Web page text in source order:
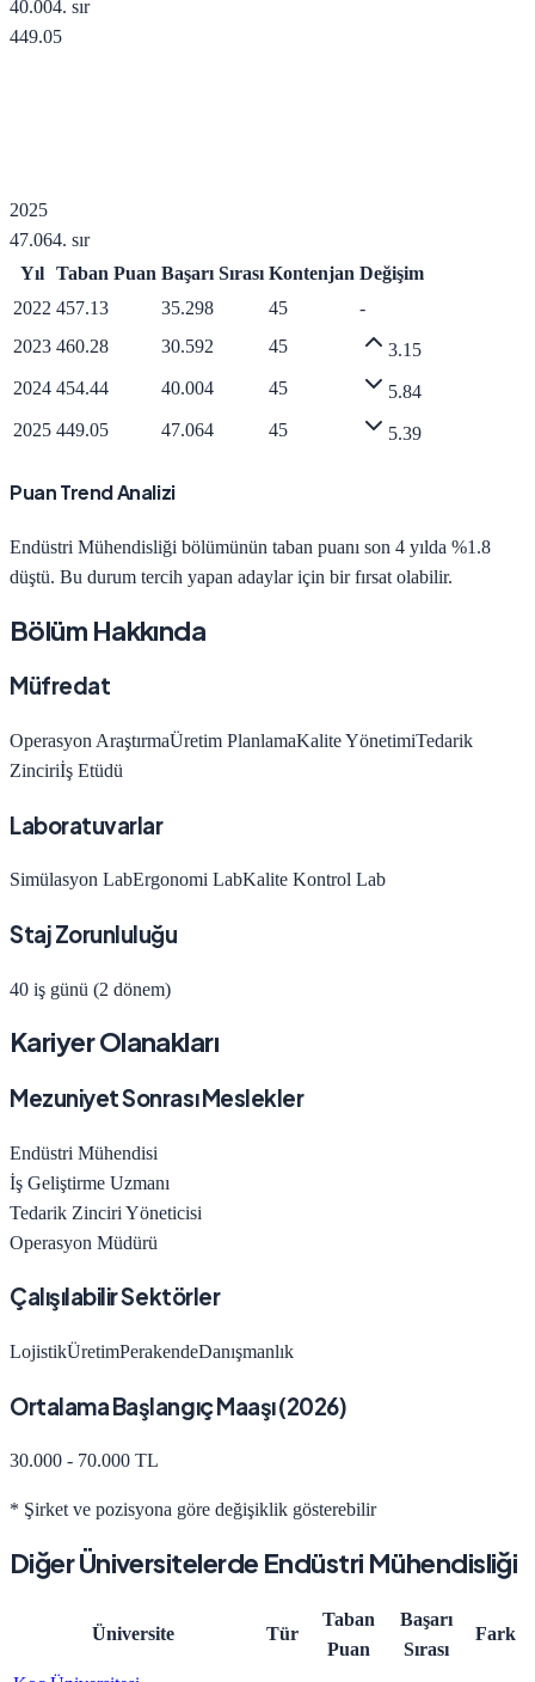
40.004. sır
449.05
2025
47.064. sır
Yıl Taban Puan Başarı Sırası Kontenjan Değişim
2022 457.13 35.298 45
-
2023 460.28 30.592 45
3.15
2024 454.44 40.004 45
5.84
2025 449.05 47.064 45 5.39
Puan Trend Analizi
Endüstri Mühendisliği bölümünün taban puanı son 4 yılda %1.8
düştü. Bu durum tercih yapan adaylar için bir fırsat olabilir.
Bölüm Hakkında
Müfredat
Operasyon AraştırmaÜretim PlanlamaKalite YönetimiTedarik
Zinciriİş Etüdü
Laboratuvarlar
Simülasyon LabErgonomi LabKalite Kontrol Lab
Staj Zorunluluğu
40 iş günü (2 dönem)
Kariyer Olanakları
Mezuniyet Sonrası Meslekler
Endüstri Mühendisi
İş Geliştirme Uzmanı
Tedarik Zinciri Yöneticisi
Operasyon Müdürü
Çalışılabilir Sektörler
LojistikÜretimPerakendeDanışmanlık
Ortalama Başlangıç Maaşı (2026)
30.000 - 70.000 TL
* Şirket ve pozisyona göre değişiklik gösterebilir
Diğer Üniversitelerde Endüstri Mühendisliği
Üniversite Tür
Taban
Puan
Başarı
Sırası
Fark